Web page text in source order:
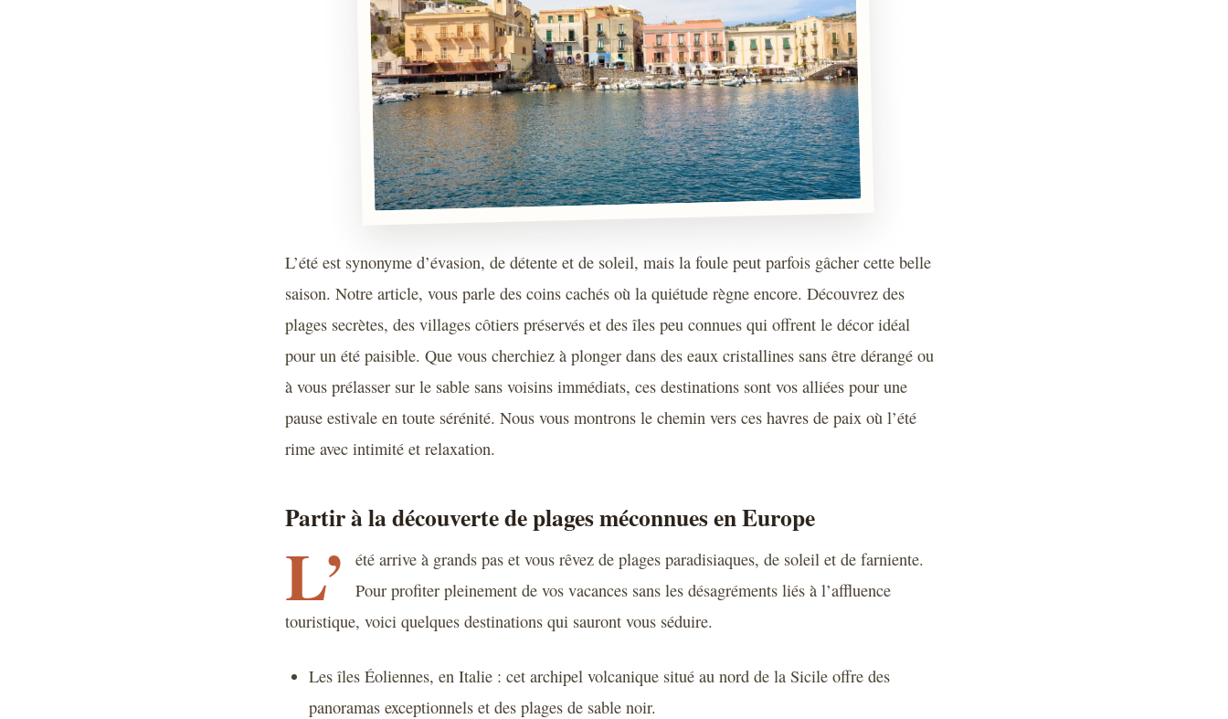
L’été est synonyme d’évasion, de détente et de soleil, mais la foule peut parfois gâcher cette belle
saison. Notre article, vous parle des coins cachés où la quiétude règne encore. Découvrez des
plages secrètes, des villages côtiers préservés et des îles peu connues qui offrent le décor idéal
pour un été paisible. Que vous cherchiez à plonger dans des eaux cristallines sans être dérangé ou
à vous prélasser sur le sable sans voisins immédiats, ces destinations sont vos alliées pour une
pause estivale en toute sérénité. Nous vous montrons le chemin vers ces havres de paix où l’été
rime avec intimité et relaxation.
Partir à la découverte de plages méconnues en Europe
L’
été arrive à grands pas et vous rêvez de plages paradisiaques, de soleil et de farniente.
Pour profiter pleinement de vos vacances sans les désagréments liés à l’affluence
touristique, voici quelques destinations qui sauront vous séduire.
Les îles Éoliennes, en Italie : cet archipel volcanique situé au nord de la Sicile offre des
panoramas exceptionnels et des plages de sable noir.